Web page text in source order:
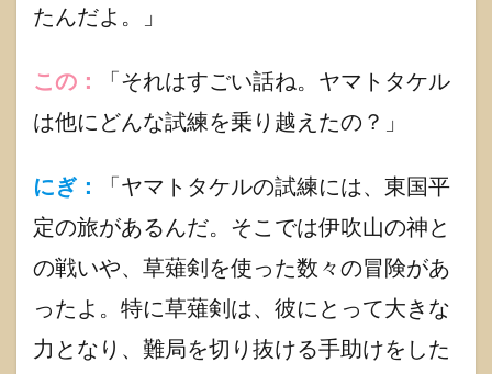
たんだよ。」
この：
「それはすごい話ね。ヤマトタケル
は他にどんな試練を乗り越えたの？」
にぎ：
「ヤマトタケルの試練には、東国平
定の旅があるんだ。そこでは伊吹山の神と
の戦いや、草薙剣を使った数々の冒険があ
ったよ。特に草薙剣は、彼にとって大きな
力となり、難局を切り抜ける手助けをした